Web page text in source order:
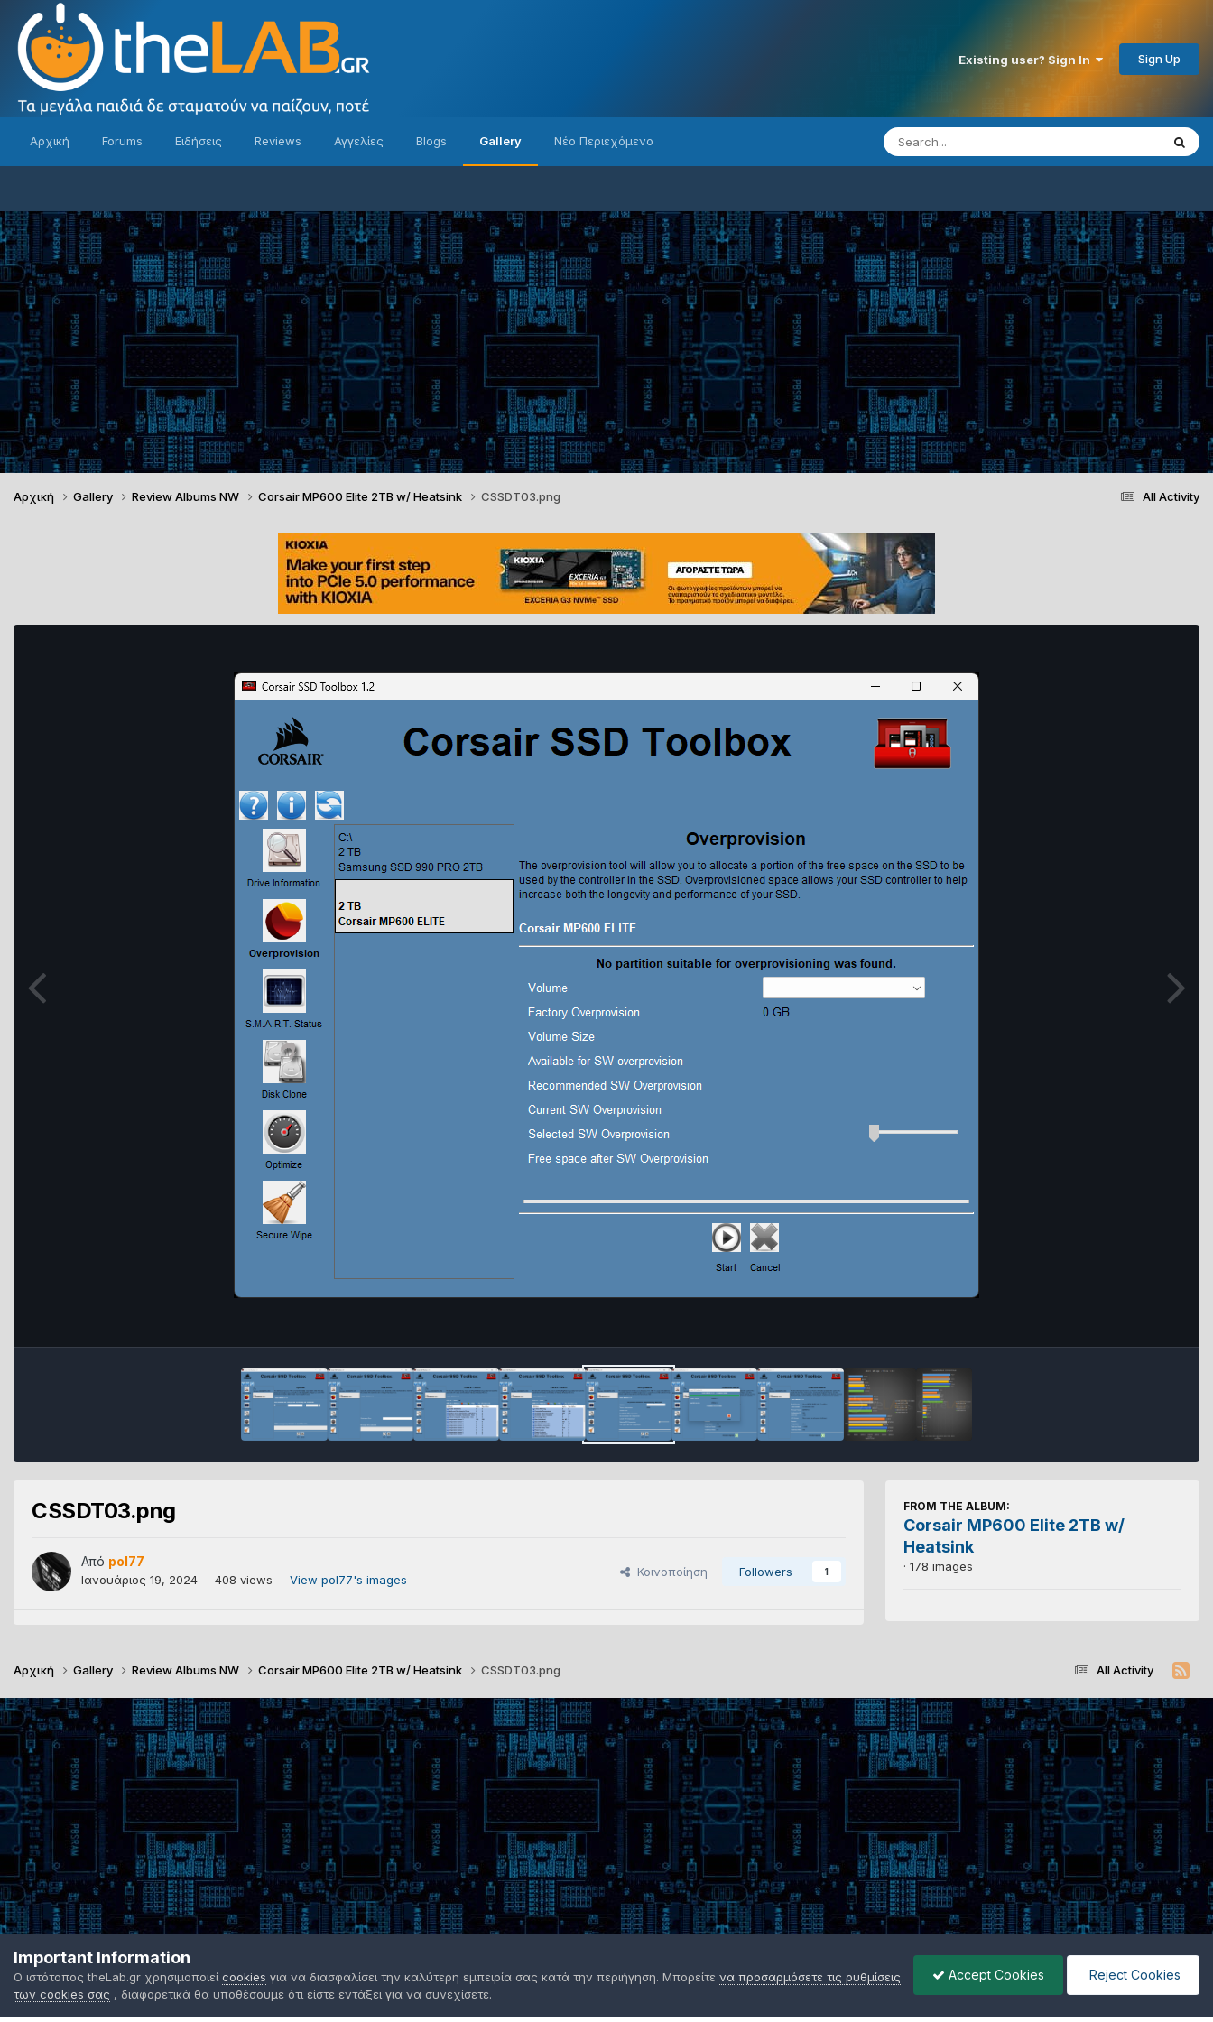
Existing user? Sign In Sign Up
Αρχική Forums Ειδήσεις Reviews Αγγελίες Blogs Gallery Νέο Περιεχόμενο
All Activity
Αρχική Gallery Review Albums NW Corsair MP600 Elite 2TB w/ Heatsink CSSDT03.png
CSSDT03.png
Από pol77
Ιανουάριος 19, 2024 408 views View pol77's images
Κοινοποίηση Followers 1
FROM THE ALBUM:
Corsair MP600 Elite 2TB w/
Heatsink
· 178 images
All Activity
Αρχική Gallery Review Albums NW Corsair MP600 Elite 2TB w/ Heatsink CSSDT03.png
Important Information
Ο ιστότοπος theLab.gr χρησιμοποιεί cookies για να διασφαλίσει την καλύτερη εμπειρία σας κατά την περιήγηση. Μπορείτε να προσαρμόσετε τις ρυθμίσεις
των cookies σας , διαφορετικά θα υποθέσουμε ότι είστε εντάξει για να συνεχίσετε.
Accept Cookies Reject Cookies